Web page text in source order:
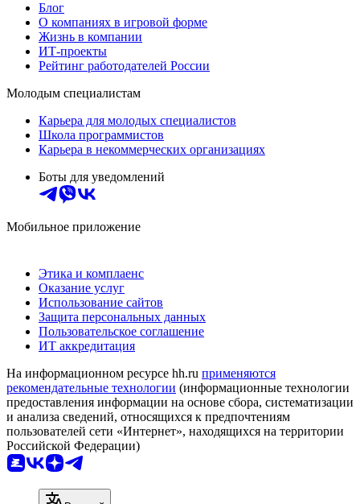
Блог
О компаниях в игровой форме
Жизнь в компании
ИТ-проекты
Рейтинг работодателей России
Молодым специалистам
Карьера для молодых специалистов
Школа программистов
Карьера в некоммерческих организациях
Боты для уведомлений
Мобильное приложение
Этика и комплаенс
Оказание услуг
Использование сайтов
Защита персональных данных
Пользовательское соглашение
ИТ аккредитация
На информационном ресурсе hh.ru применяются
рекомендательные технологии (информационные технологии
предоставления информации на основе сбора, систематизации
и анализа сведений, относящихся к предпочтениям
пользователей сети «Интернет», находящихся на территории
Российской Федерации)